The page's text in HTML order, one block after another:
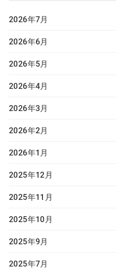
2026年7月
2026年6月
2026年5月
2026年4月
2026年3月
2026年2月
2026年1月
2025年12月
2025年11月
2025年10月
2025年9月
2025年7月